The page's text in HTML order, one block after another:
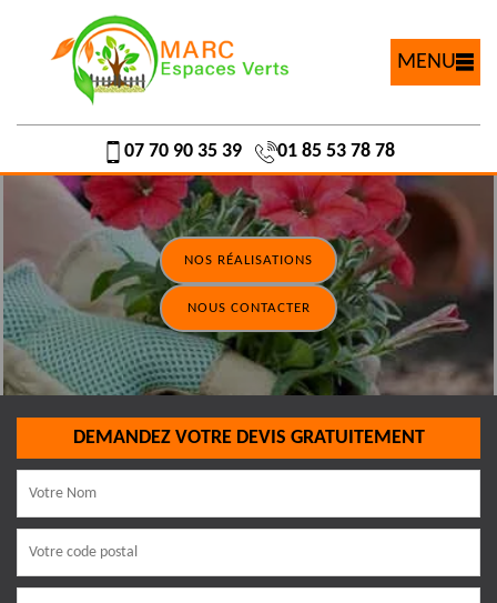
MENU
07 70 90 35 39 01 85 53 78 78
NOS RÉALISATIONS
NOUS CONTACTER
DEMANDEZ VOTRE DEVIS GRATUITEMENT